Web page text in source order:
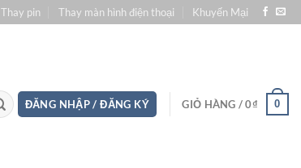
Thay pin Thay màn hình điện thoại Khuyến Mại
ĐĂNG NHẬP / ĐĂNG KÝ GIỎ HÀNG /0₫ 0